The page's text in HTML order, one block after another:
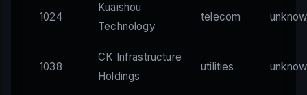
1024
Kuaishou
Technology
telecom
1038
CK Infrastructure
Holdings
utilities